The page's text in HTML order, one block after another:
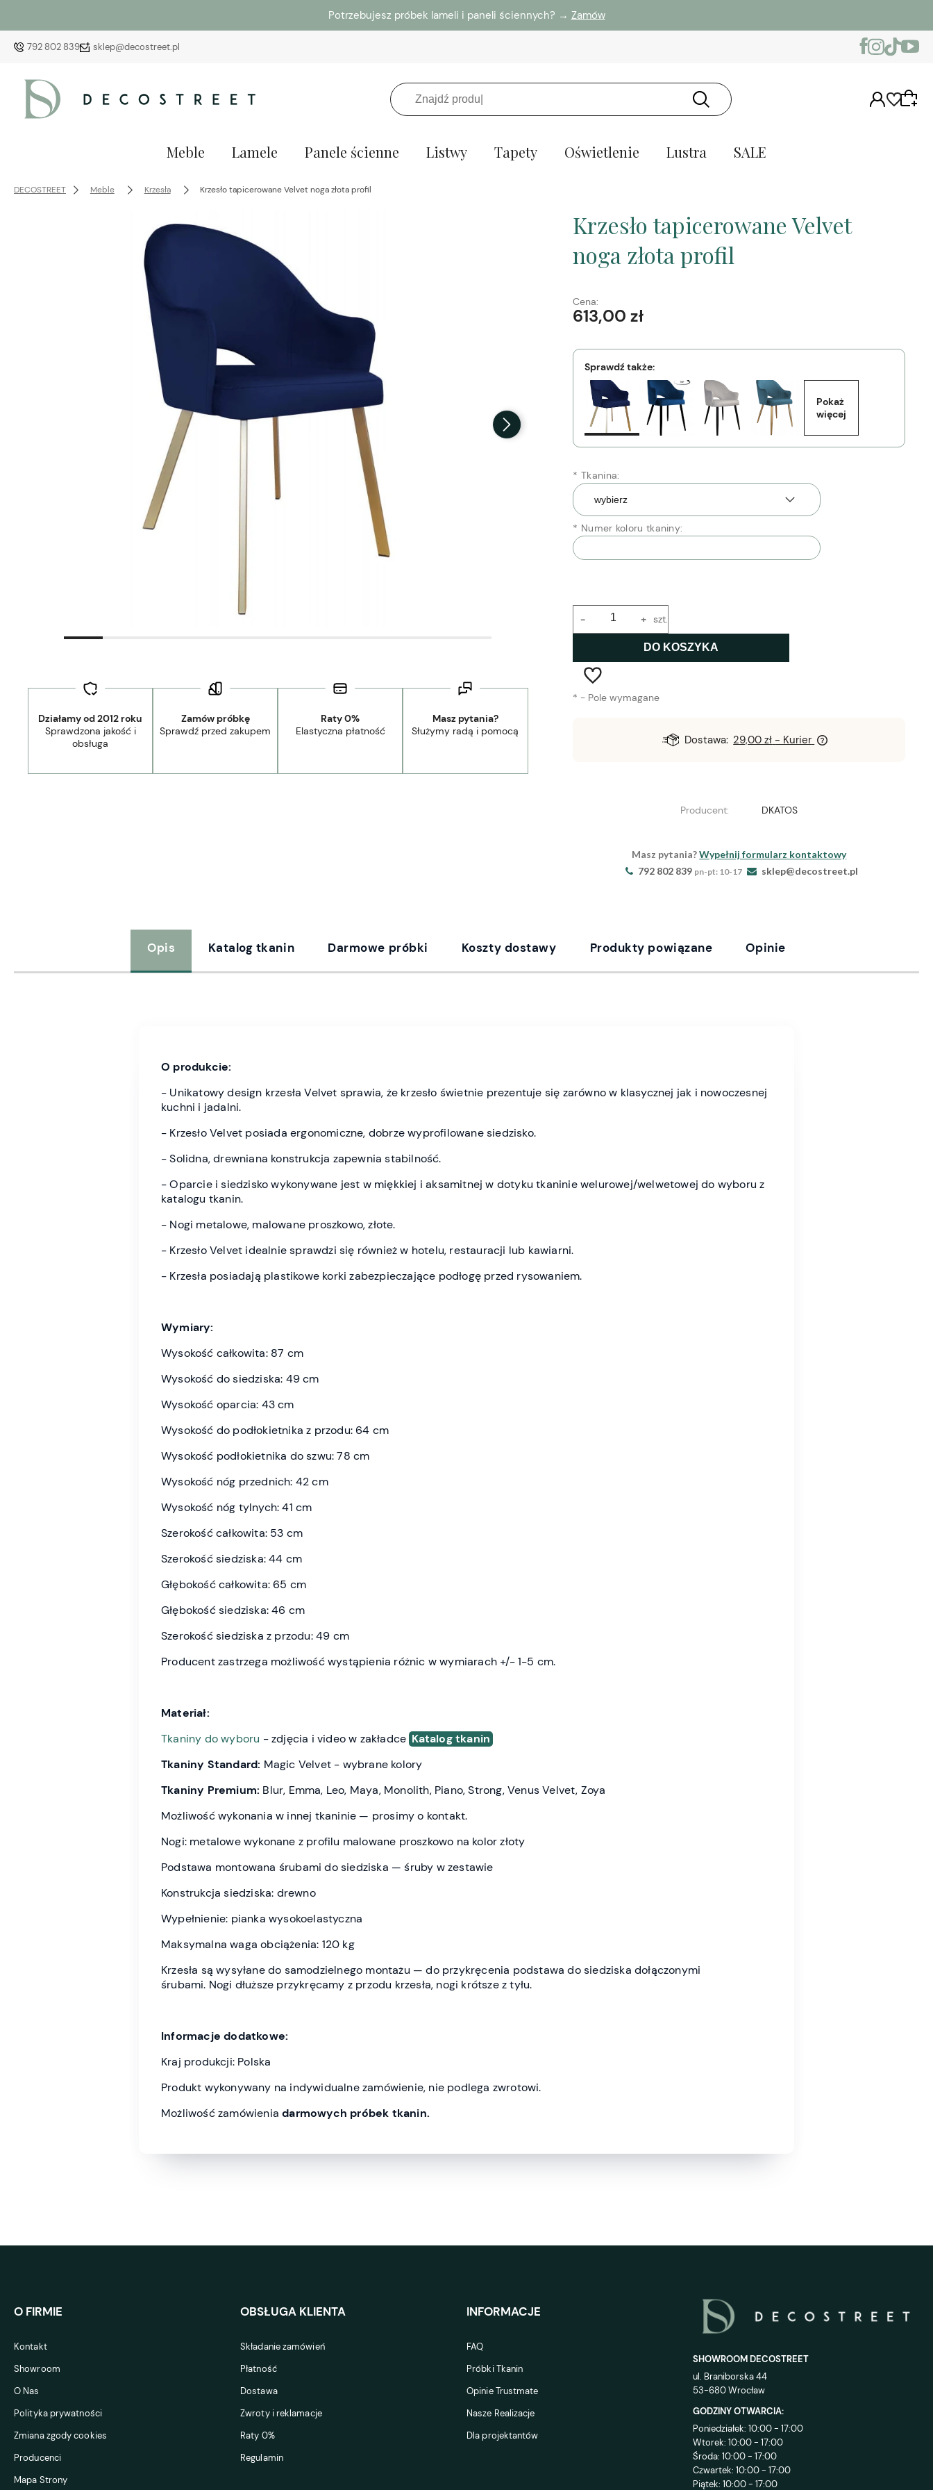
Potrzebujesz próbek lameli i paneli ściennych? → Zamów
792 802 839 sklep@decostreet.pl
Meble Lamele Panele ścienne Listwy Tapety Oświetlenie Lustra SALE
DECOSTREET Meble Krzesła Krzesło tapicerowane Velvet noga złota profil
Działamy od 2012 roku
Sprawdzona jakość i
obsługa
Zamów próbkę
Sprawdź przed zakupem
Raty 0%
Elastyczna płatność
Masz pytania?
Służymy radą i pomocą
Krzesło tapicerowane Velvet
noga złota profil
Cena:
613,00 zł
Sprawdź także:
Pokaż
więcej
* Tkanina:
* Numer koloru tkaniny:
+
- szt.
DO KOSZYKA
* - Pole wymagane
Dostawa: 29,00 zł 1-2 tygodnie Dostawa: 29,00 zł - Kurier
Producent: DKATOS
Masz pytania?Wypełnij formularz kontaktowy
792 802 839 pn-pt: 10-17 sklep@decostreet.pl
Opis Katalog tkanin Darmowe próbki Koszty dostawy Produkty powiązane Opinie
O produkcie:
- Unikatowy design krzesła Velvet sprawia, że krzesło świetnie prezentuje się zarówno w klasycznej jak i nowoczesnej
kuchni i jadalni.
- Krzesło Velvet posiada ergonomiczne, dobrze wyprofilowane siedzisko.
- Solidna, drewniana konstrukcja zapewnia stabilność.
- Oparcie i siedzisko wykonywane jest w miękkiej i aksamitnej w dotyku tkaninie welurowej/welwetowej do wyboru z
katalogu tkanin.
- Nogi metalowe, malowane proszkowo, złote.
- Krzesło Velvet idealnie sprawdzi się również w hotelu, restauracji lub kawiarni.
- Krzesła posiadają plastikowe korki zabezpieczające podłogę przed rysowaniem.
Wymiary:
Wysokość całkowita: 87 cm
Wysokość do siedziska: 49 cm
Wysokość oparcia: 43 cm
Wysokość do podłokietnika z przodu: 64 cm
Wysokość podłokietnika do szwu: 78 cm
Wysokość nóg przednich: 42 cm
Wysokość nóg tylnych: 41 cm
Szerokość całkowita: 53 cm
Szerokość siedziska: 44 cm
Głębokość całkowita: 65 cm
Głębokość siedziska: 46 cm
Szerokość siedziska z przodu: 49 cm
Producent zastrzega możliwość wystąpienia różnic w wymiarach +/- 1-5 cm.
Materiał:
Tkaniny do wyboru - zdjęcia i video w zakładce Katalog tkanin
Tkaniny Standard: Magic Velvet - wybrane kolory
Tkaniny Premium: Blur, Emma, Leo, Maya, Monolith, Piano, Strong, Venus Velvet, Zoya
Możliwość wykonania w innej tkaninie — prosimy o kontakt.
Nogi: metalowe wykonane z profilu malowane proszkowo na kolor złoty
Podstawa montowana śrubami do siedziska — śruby w zestawie
Konstrukcja siedziska: drewno
Wypełnienie: pianka wysokoelastyczna
Maksymalna waga obciążenia: 120 kg
Krzesła są wysyłane do samodzielnego montażu — do przykręcenia podstawa do siedziska dołączonymi
śrubami. Nogi dłuższe przykręcamy z przodu krzesła, nogi krótsze z tyłu.
Informacje dodatkowe:
Kraj produkcji: Polska
Produkt wykonywany na indywidualne zamówienie, nie podlega zwrotowi.
Możliwość zamówieniadarmowych próbek tkanin.
O FIRMIE
Kontakt
Showroom
O Nas
Polityka prywatności
Zmiana zgody cookies
Producenci
Mapa Strony
OBSŁUGA KLIENTA
Składanie zamówień
Płatność
Dostawa
Zwroty i reklamacje
Raty 0%
Regulamin
INFORMACJE
FAQ
Próbki Tkanin
Opinie Trustmate
Nasze Realizacje
Dla projektantów
SHOWROOM DECOSTREET
ul. Braniborska 44
53-680 Wrocław
GODZINY OTWARCIA:
Poniedziałek: 10:00 - 17:00
Wtorek: 10:00 - 17:00
Środa: 10:00 - 17:00
Czwartek: 10:00 - 17:00
Piątek: 10:00 - 17:00